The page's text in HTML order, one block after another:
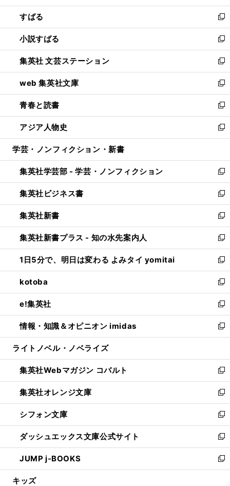
開
く
ウ
で
開
く
ン
ド
ウ
で
開
く
すばる
新
し
い
ウ
ィ
ン
ド
ウ
で
開
く
小説すばる
新
し
い
ウ
ィ
ン
ド
ウ
で
開
集英社 文芸ステーション
新
し
い
ウ
ィ
ン
ド
ウ
開
く
web 集英社文庫
新
し
い
ウ
ィ
ン
ウ
で
開
く
青春と読書
新
し
い
ウ
ン
ド
ウ
で
開
く
アジア人物史
新
し
ウ
ィ
ン
ド
ウ
で
開
く
学芸・ノンフィクション・新書
集英社学芸部 - 学芸・ノンフィクション
新
し
い
ウ
ィ
ン
ド
ウ
で
開
く
集英社ビジネス書
新
し
い
ウ
ィ
ン
ド
ウ
で
開
く
集英社新書
新
し
い
ウ
ィ
ン
ド
ウ
で
開
く
集英社新書プラス - 知の水先案内人
新
し
い
ウ
ィ
ン
ド
ウ
で
開
1日5分で、明日は変わる よみタイ yomitai
新
し
い
ウ
ィ
ン
ド
ウ
開
く
kotoba
新
し
い
ウ
ィ
ン
ウ
で
開
く
e!集英社
新
し
い
ウ
ン
ド
ウ
で
開
く
情報・知識＆オピニオン imidas
新
し
ウ
ィ
ン
ド
ウ
で
開
く
ライトノベル・ノベライズ
集英社Webマガジン コバルト
新
し
い
ウ
ィ
ン
ド
ウ
で
開
集英社オレンジ文庫
新
し
い
ウ
ィ
ン
ド
ウ
シフォン文庫
新
し
い
ウ
ィ
ン
ダッシュエックス文庫公式サイト
新
し
い
ウ
JUMP j-BOOKS
新
し
キッズ